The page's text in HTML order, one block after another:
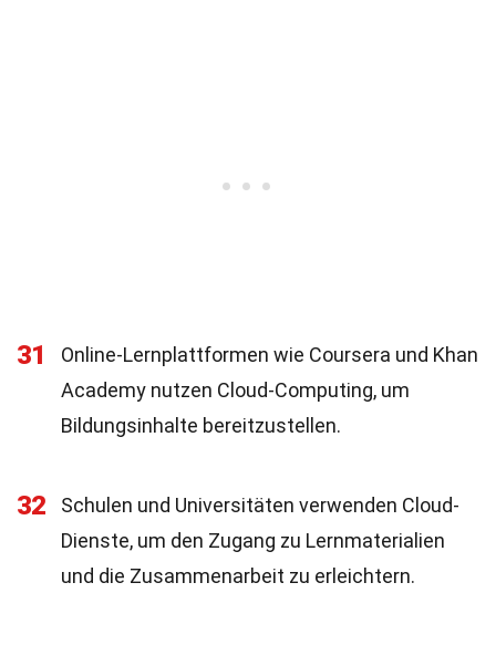
31
Online-Lernplattformen wie Coursera und Khan
Academy nutzen Cloud-Computing, um
Bildungsinhalte bereitzustellen.
32
Schulen und Universitäten verwenden Cloud-
Dienste, um den Zugang zu Lernmaterialien
und die Zusammenarbeit zu erleichtern.